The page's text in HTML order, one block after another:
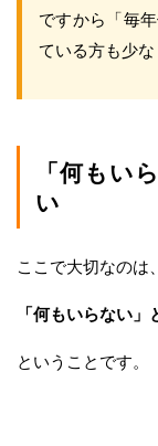
ですから「毎
ている方も少な
「何もい
い
ここで大切なのは、
「何もいらない
ということです。